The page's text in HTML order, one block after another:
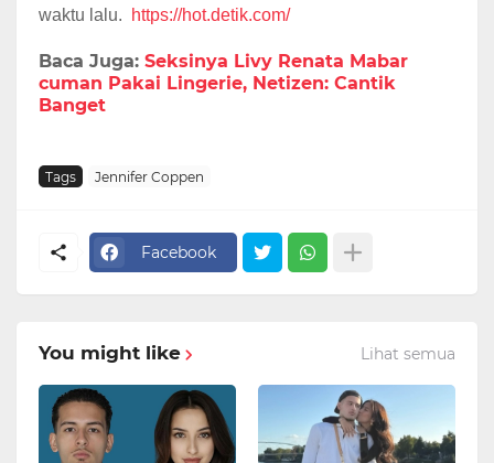
waktu lalu.
https://hot.detik.com/
Baca Juga: Seksinya Livy Renata Mabar
cuman Pakai Lingerie, Netizen: Cantik
Banget
Tags Jennifer Coppen
Facebook
You might like Lihat semua